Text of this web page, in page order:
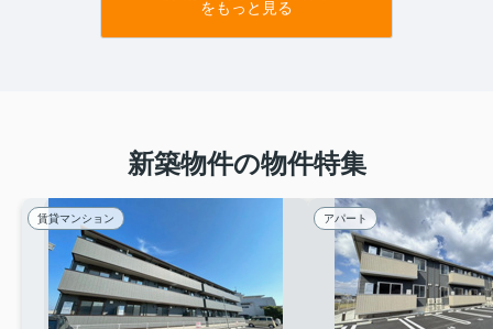
をもっと見る
新築物件の物件特集
賃貸マンション アパート